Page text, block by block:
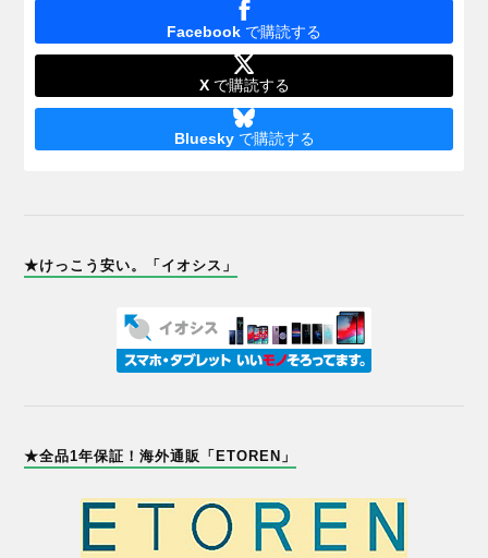
Facebook で購読する
Xで購読する
Blueskyで購読する
★けっこう安い。「イオシス」
★全品1年保証！海外通販「ETOREN」